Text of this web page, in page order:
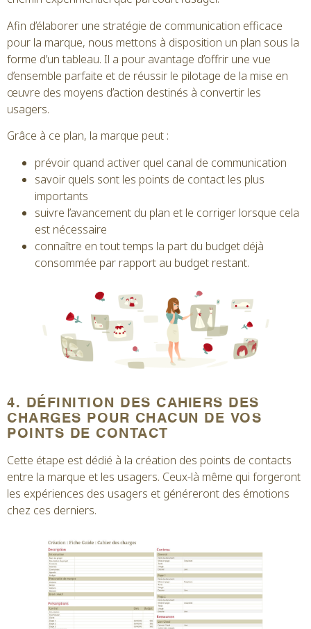
Afin d’élaborer une stratégie de communication efficace
pour la marque, nous mettons à disposition un plan sous la
forme d’un tableau. Il a pour avantage d’offrir une vue
d’ensemble parfaite et de réussir le pilotage de la mise en
œuvre des moyens d’action destinés à convertir les
usagers.
Grâce à ce plan, la marque peut :
prévoir quand activer quel canal de communication
savoir quels sont les points de contact les plus
importants
suivre l’avancement du plan et le corriger lorsque cela
est nécessaire
connaître en tout temps la part du budget déjà
consommée par rapport au budget restant.
4. DÉFINITION DES CAHIERS DES
CHARGES POUR CHACUN DE VOS
POINTS DE CONTACT
Cette étape est dédié à la création des points de contacts
entre la marque et les usagers. Ceux-là même qui forgeront
les expériences des usagers et généreront des émotions
chez ces derniers.